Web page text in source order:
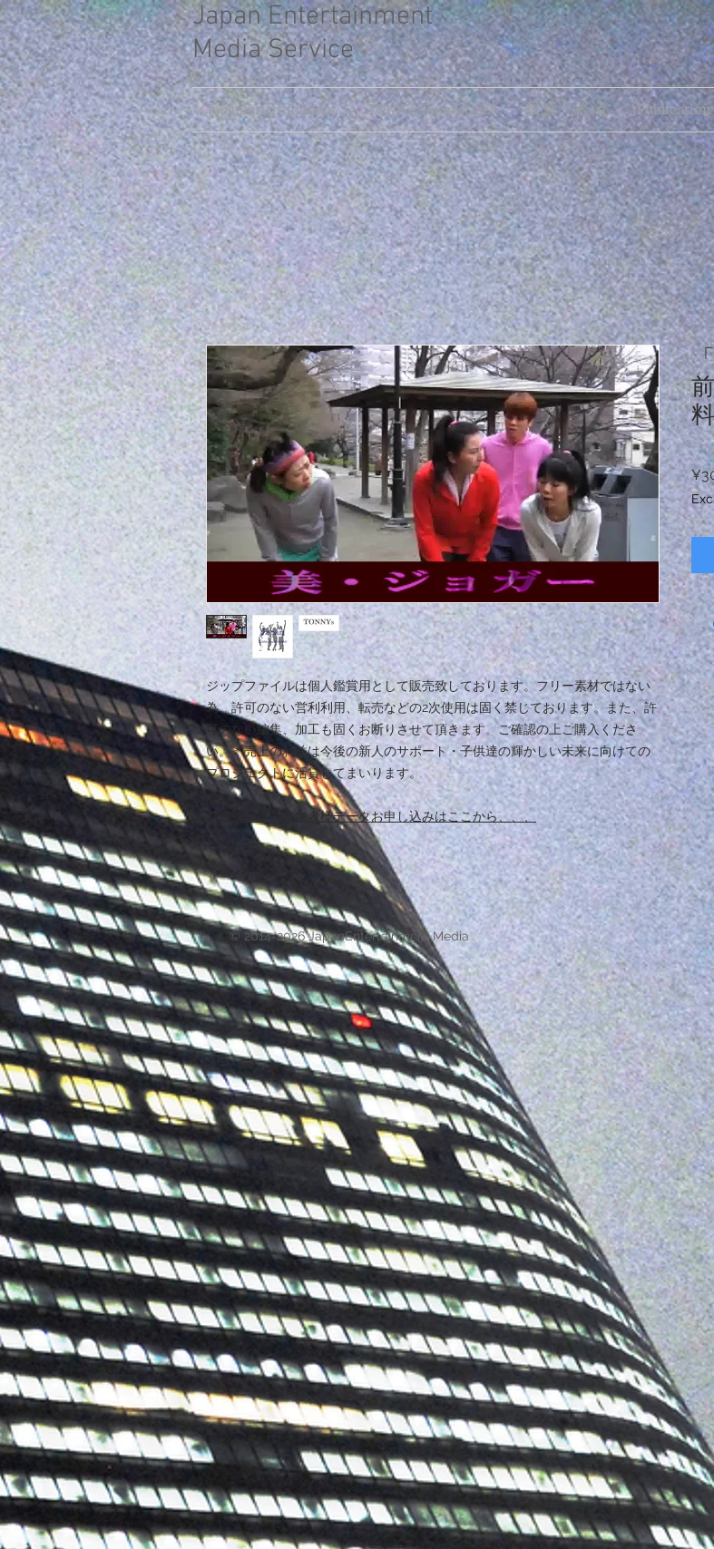
Japan Entertainment
Media Service
JapanEntertainment TONNYs Shop street 投資・経済 Publication
ジップファイルは個人鑑賞用として販売致しております。フリー素材ではない
為、許可のない営利利用、転売などの2次使用は固く禁じております。また、許
可のない編集、加工も固くお断りさせて頂きます。ご確認の上ご購入くださ
い。＊売上の利益は今後の新人のサポート・子供達の輝かしい未来に向けての
プロジェクトに活貸してまいります。
プロジェクト参加者様データお申し込みはここから、、、
© 2014-2026 JapanEntertainment Media